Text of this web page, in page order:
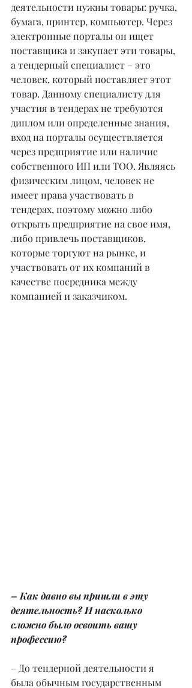
деятельности нужны товары: ручка,
бумага, принтер, компьютер. Через
электронные порталы он ищет
поставщика и закупает эти товары,
а тендерный специалист – это
человек, который поставляет этот
товар. Данному специалисту для
участия в тендерах не требуются
диплом или определенные знания,
вход на порталы осуществляется
через предприятие или наличие
собственного ИП или ТОО. Являясь
физическим лицом, человек не
имеет права участвовать в
тендерах, поэтому можно либо
открыть предприятие на свое имя,
либо привлечь поставщиков,
которые торгуют на рынке, и
участвовать от их компаний в
качестве посредника между
компанией и заказчиком.
– Как давно вы пришли в эту
деятельность? И насколько
сложно было освоить вашу
профессию?
– До тендерной деятельности я
была обычным государственным